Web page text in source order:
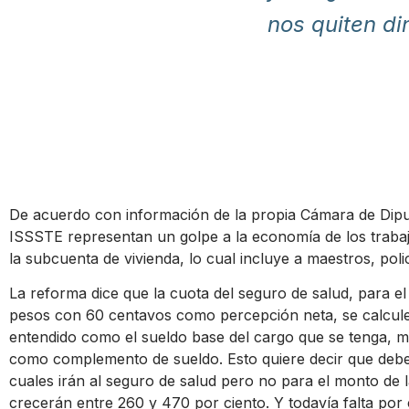
nos quiten
De acuerdo con información de la propia Cámara de
ISSSTE representan un golpe a la economía de los
la subcuenta de vivienda, lo cual incluye a maestros,
La reforma dice que la cuota del seguro de salud, para
pesos con 60 centavos como percepción neta, se
entendido como el sueldo base del cargo que se tenga,
como complemento de sueldo. Esto quiere decir que
cuales irán al seguro de salud pero no para el monto de
crecerán entre 260 y 470 por ciento. Y todavía falta